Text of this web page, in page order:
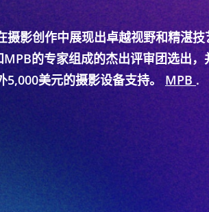
摄影创作中展现出卓越视野和精湛
的专家组成的杰出评审团选出，
5,000美元的摄影设备支持。 MPB .